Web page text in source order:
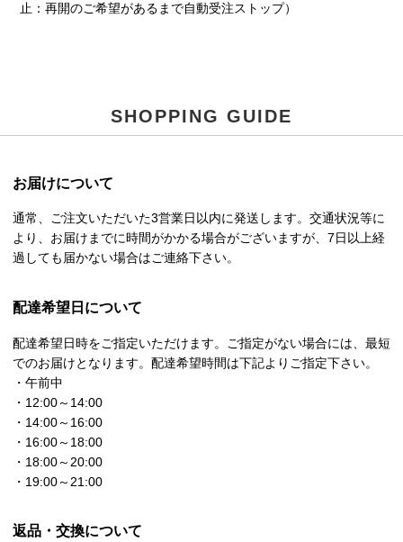
止：再開のご希望があるまで自動受注ストップ）
SHOPPING GUIDE
お届けについて
通常、ご注文いただいた3営業日以内に発送します。交通状況等に
より、お届けまでに時間がかかる場合がございますが、7日以上経
過しても届かない場合はご連絡下さい。
配達希望日について
配達希望日時をご指定いただけます。ご指定がない場合には、最短
でのお届けとなります。配達希望時間は下記よりご指定下さい。
・午前中
・12:00～14:00
・14:00～16:00
・16:00～18:00
・18:00～20:00
・19:00～21:00
返品・交換について